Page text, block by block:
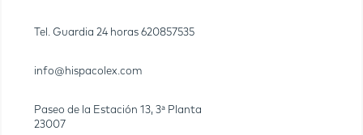
Tel. Guardia 24 horas 620857535
info@hispacolex.com
Paseo de la Estación 13, 3ª Planta
23007